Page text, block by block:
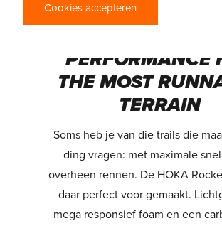
PERFORMANCE
THE MOST
TERRAIN
Soms heb je van die trails die
ding vragen: met maximale
overheen rennen. De HOKA
daar perfect voor gemaakt.
mega responsief foam en een
Cookies accepteren